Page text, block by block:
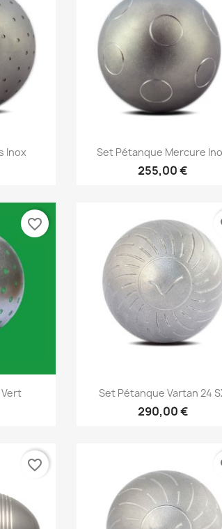
Inox Aperçu rapide
Set Pétanque Mercure
255,00 €
favorite_border
Aperçu rapide
Set Pétanque Vartan 24
290,00 €
favorite_border